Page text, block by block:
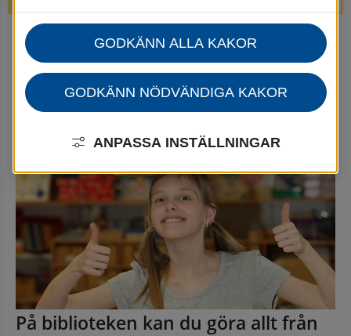
Startsida Uppleva & göra Göra
Mötesplatser
Bibliotek
Bibliotek
På biblioteken kan du göra allt från
GODKÄNN ALLA KAKOR
GODKÄNN NÖDVÄNDIGA KAKOR
ANPASSA INSTÄLLNINGAR